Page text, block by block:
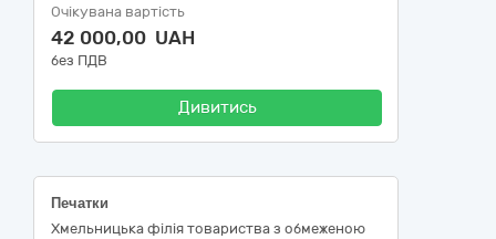
Очікувана вартість
42 000,00 UAH
без ПДВ
Дивитись
Печатки
Хмельницька філія товариства з обмеженою